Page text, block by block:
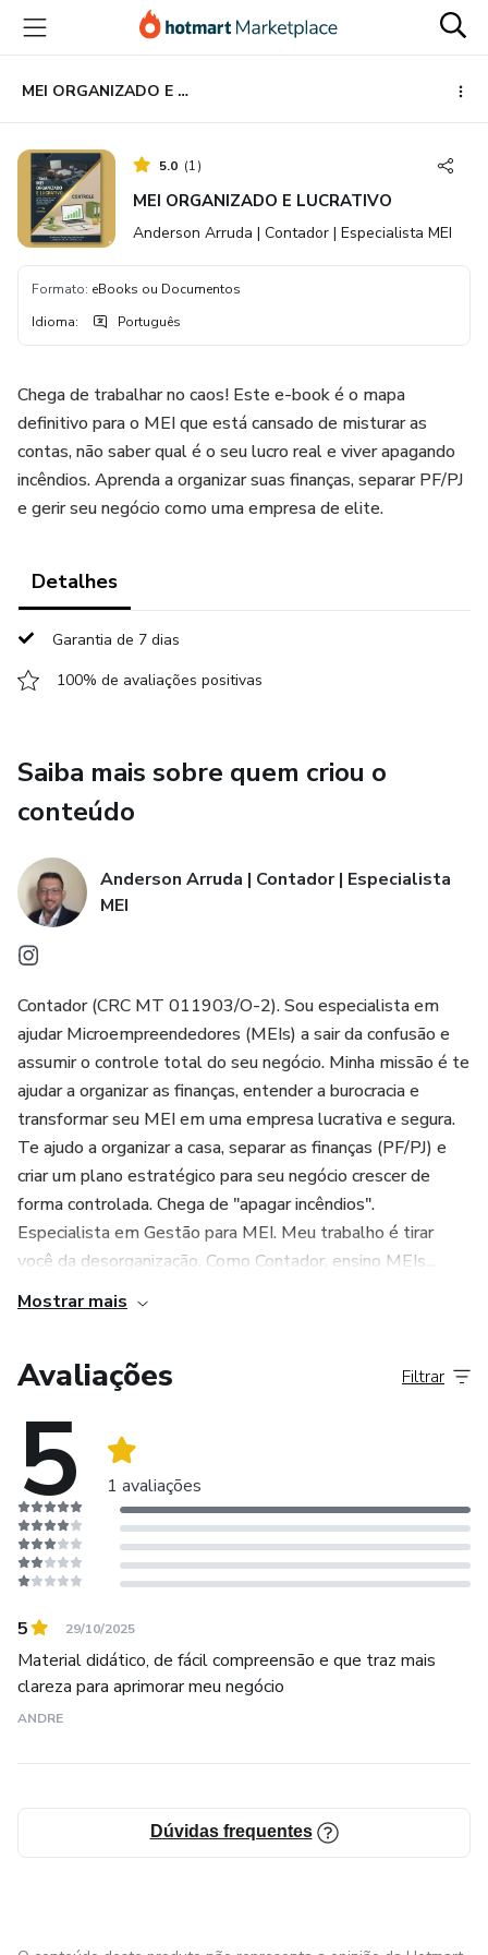
para
conteúdo
principal
para
pagamento
para
rodapé
MEI ORGANIZADO E LUCRATIVO
5.0 (1)
MEI ORGANIZADO E LUCRATIVO
Anderson Arruda | Contador | Especialista MEI
Formato: eBooks ou Documentos
Idioma: Português
Chega de trabalhar no caos! Este e-book é o mapa
definitivo para o MEI que está cansado de misturar as
contas, não saber qual é o seu lucro real e viver apagando
incêndios. Aprenda a organizar suas finanças, separar PF/PJ
e gerir seu negócio como uma empresa de elite.
Detalhes
Garantia de 7 dias
100% de avaliações positivas
Saiba mais sobre quem criou o
conteúdo
Anderson Arruda | Contador | Especialista
MEI
Contador (CRC MT 011903/O-2). Sou especialista em
ajudar Microempreendedores (MEIs) a sair da confusão e
assumir o controle total do seu negócio. Minha missão é te
ajudar a organizar as finanças, entender a burocracia e
transformar seu MEI em uma empresa lucrativa e segura.
Te ajudo a organizar a casa, separar as finanças (PF/PJ) e
criar um plano estratégico para seu negócio crescer de
forma controlada. Chega de "apagar incêndios".
Especialista em Gestão para MEI. Meu trabalho é tirar
você da desorganização. Como Contador, ensino MEIs...
Mostrar mais
Avaliações
5 1 avaliações
Filtrar
5 29/10/2025
Material didático, de fácil compreensão e que traz mais
clareza para aprimorar meu negócio
ANDRE
Dúvidas frequentes